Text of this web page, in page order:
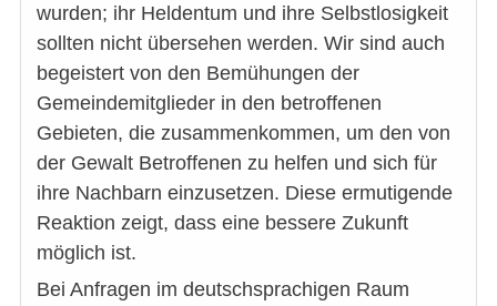
wurden; ihr Heldentum und ihre Selbstlosigkeit
sollten nicht übersehen werden. Wir sind auch
begeistert von den Bemühungen der
Gemeindemitglieder in den betroffenen
Gebieten, die zusammenkommen, um den von
der Gewalt Betroffenen zu helfen und sich für
ihre Nachbarn einzusetzen. Diese ermutigende
Reaktion zeigt, dass eine bessere Zukunft
möglich ist.
Bei Anfragen im deutschsprachigen Raum